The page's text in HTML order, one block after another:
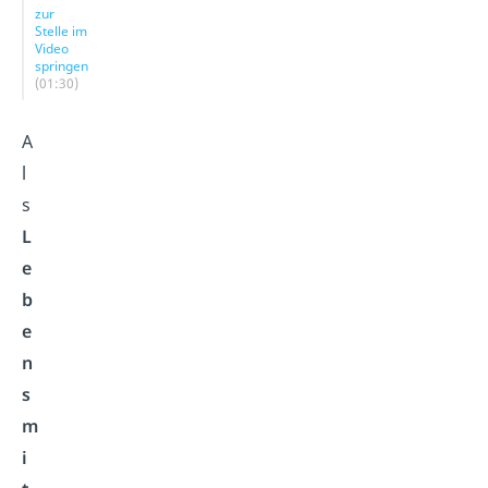
zur
Stelle im
Video
springen
(01:30)
A
l
s
L
e
b
e
n
s
m
i